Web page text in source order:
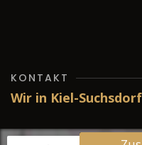
KONTAKT
Wir in Kiel-Suchsdorf